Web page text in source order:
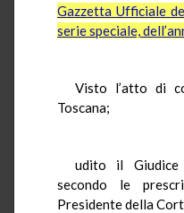
Gazzetta Ufficiale
serie speciale,
Visto l’atto di
Toscana;
udito il Giudice
secondo le
Presidente della